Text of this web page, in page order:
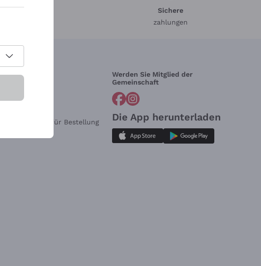
Sichere
zahlungen
Sie Hilfe?
für Bestellung
Werden Sie Mitglied der
Gemeinschaft
Die App herunterladen